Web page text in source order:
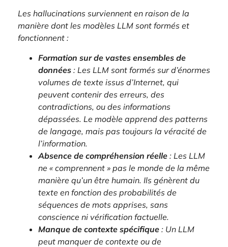
Les hallucinations surviennent en raison de la
manière dont les modèles LLM sont formés et
fonctionnent :
Formation sur de vastes ensembles de
données : Les LLM sont formés sur d’énormes
volumes de texte issus d’Internet, qui
peuvent contenir des erreurs, des
contradictions, ou des informations
dépassées. Le modèle apprend des patterns
de langage, mais pas toujours la véracité de
l’information.
Absence de compréhension réelle : Les LLM
ne « comprennent » pas le monde de la même
manière qu’un être humain. Ils génèrent du
texte en fonction des probabilités de
séquences de mots apprises, sans
conscience ni vérification factuelle.
Manque de contexte spécifique : Un LLM
peut manquer de contexte ou de